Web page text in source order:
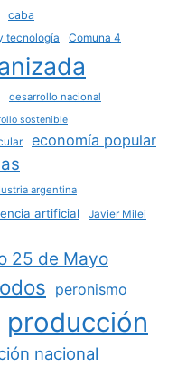
caba
tecnología Comuna 4
desarrollo nacional
sostenible
economía popular
argentina
artificial Javier Milei
25 de Mayo
peronismo
producción
nacional